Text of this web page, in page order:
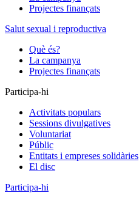
Projectes finançats
Salut sexual i reproductiva
Què és?
La campanya
Projectes finançats
Participa-hi
Activitats populars
Sessions divulgatives
Voluntariat
Públic
Entitats i empreses solidàries
El disc
Participa-hi